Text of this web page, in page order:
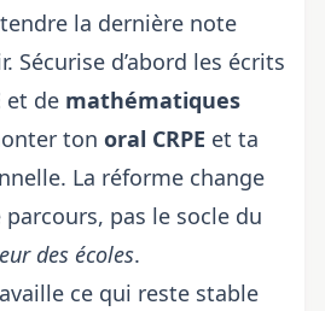
la dernière note
Sécurise d’abord les écrits
et de mathématiques
ton oral CRPE et ta
La réforme change
pas le socle du
des écoles.
ce qui reste stable